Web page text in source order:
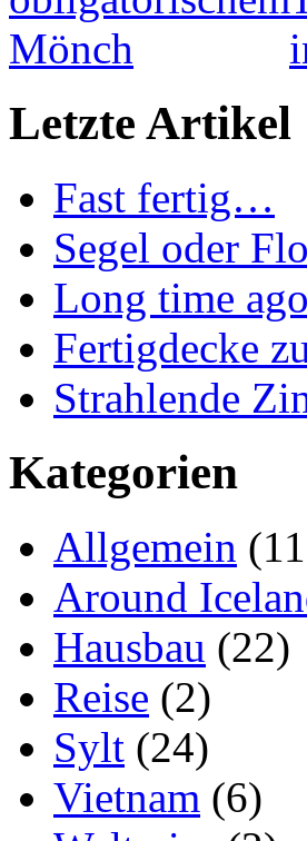
Letzte Artikel
Fast fertig…
Segel oder
Long time
Fertigdecke
Strahlende
Kategorien
Allgemein
Around
Hausbau (22)
Reise (2)
Sylt (24)
Vietnam (6)